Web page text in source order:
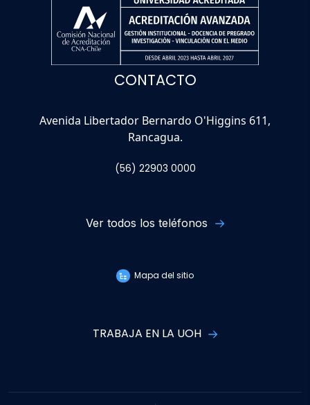
CONTACTO
Avenida Libertador Bernardo O'Higgins 611,
Rancagua.
(56) 22903 0000
Ver todos los teléfonos
Mapa del sitio
TRABAJA EN LA UOH